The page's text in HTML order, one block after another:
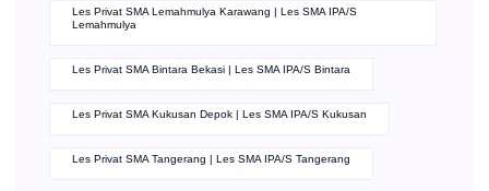
Les Privat SMA Lemahmulya Karawang | Les SMA IPA/S
Lemahmulya
Les Privat SMA Bintara Bekasi | Les SMA IPA/S Bintara
Les Privat SMA Kukusan Depok | Les SMA IPA/S Kukusan
Les Privat SMA Tangerang | Les SMA IPA/S Tangerang